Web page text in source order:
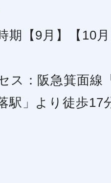
期【9月】【10
ス：阪急箕面
駅」より徒歩17